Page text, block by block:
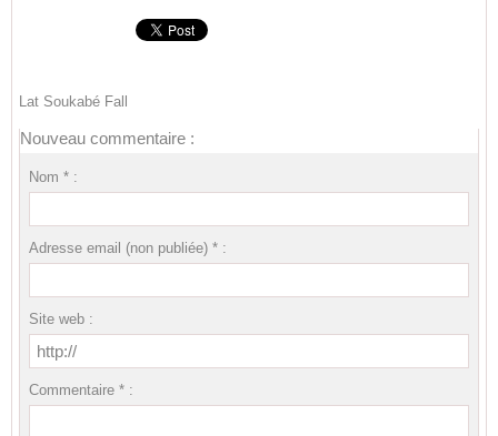
Lat Soukabé Fall
Nouveau commentaire :
Nom * :
Adresse email (non publiée) * :
Site web :
Commentaire * :